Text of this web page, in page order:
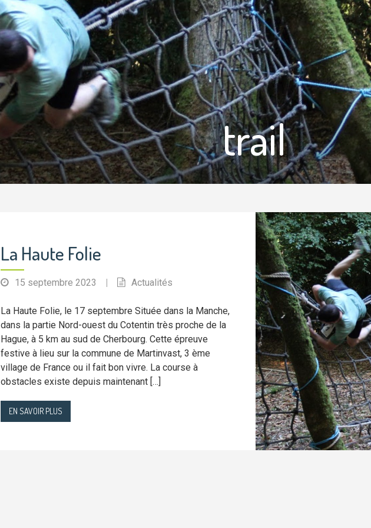
trail
La Haute Folie
15 septembre 2023 | Actualités
La Haute Folie, le 17 septembre Située dans la Manche,
dans la partie Nord-ouest du Cotentin très proche de la
Hague, à 5 km au sud de Cherbourg. Cette épreuve
festive à lieu sur la commune de Martinvast, 3 ème
village de France ou il fait bon vivre. La course à
obstacles existe depuis maintenant […]
EN SAVOIR PLUS